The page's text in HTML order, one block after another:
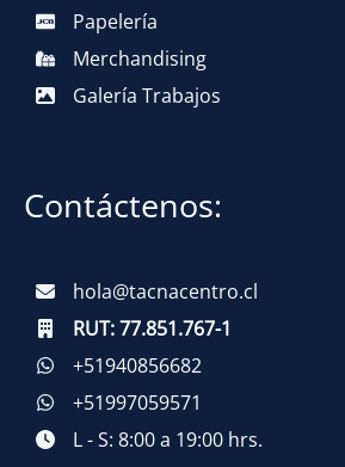
Papelería
Merchandising
Galería Trabajos
Contáctenos:
hola@tacnacentro.cl
RUT:77.851.767-1
+51940856682
+51997059571
L - S: 8:00 a 19:00 hrs.